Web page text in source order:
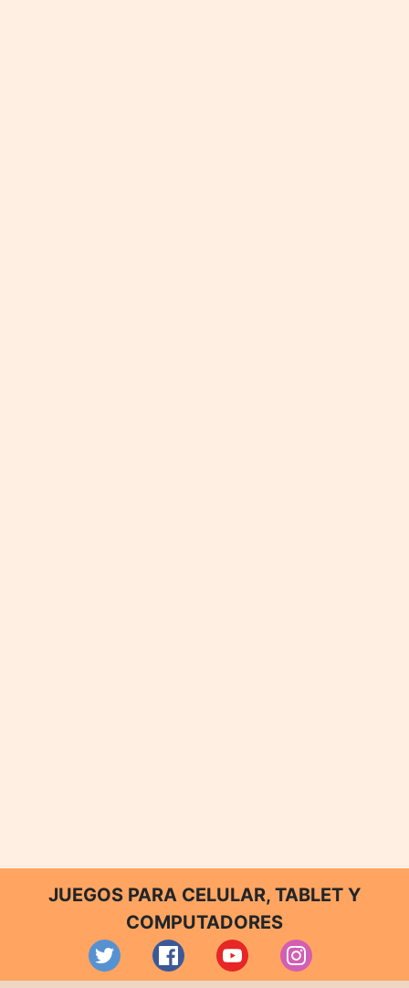
JUEGOS PARA CELULAR, TABLET Y
COMPUTADORES